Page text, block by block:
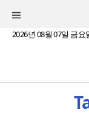
2026년 08월 07일 금요